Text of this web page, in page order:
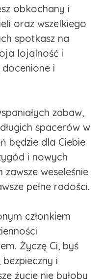
obkochany i
oraz wszelkiego
spotkasz na
lojalność i
i
zabaw,
spacerów w
będzie dla Ciebie
i nowych
weseleśnie
pełne radości.
członkiem
Życzę Ci, byś
bezpieczny i
życie nie byłoby